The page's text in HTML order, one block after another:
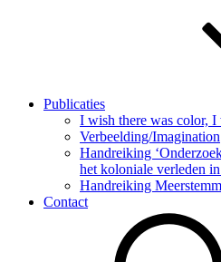
Publicaties
I wish there was color, I
Verbeelding/Imagination
Handreiking
het koloniale verleden
Handreiking
Contact